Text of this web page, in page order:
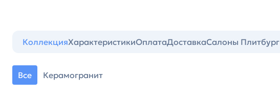
КоллекцияХарактеристикиОплатаДоставкаСалоны Плитбург
Все Керамогранит